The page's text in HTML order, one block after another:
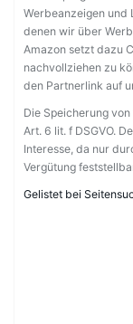
Werbeanzeigen und
denen wir über
Amazon setzt dazu
nachvollziehen zu
den Partnerlink auf
Die Speicherung
Art. 6 lit. f DSGVO.
Interesse, da nur
Vergütung
Gelistet bei